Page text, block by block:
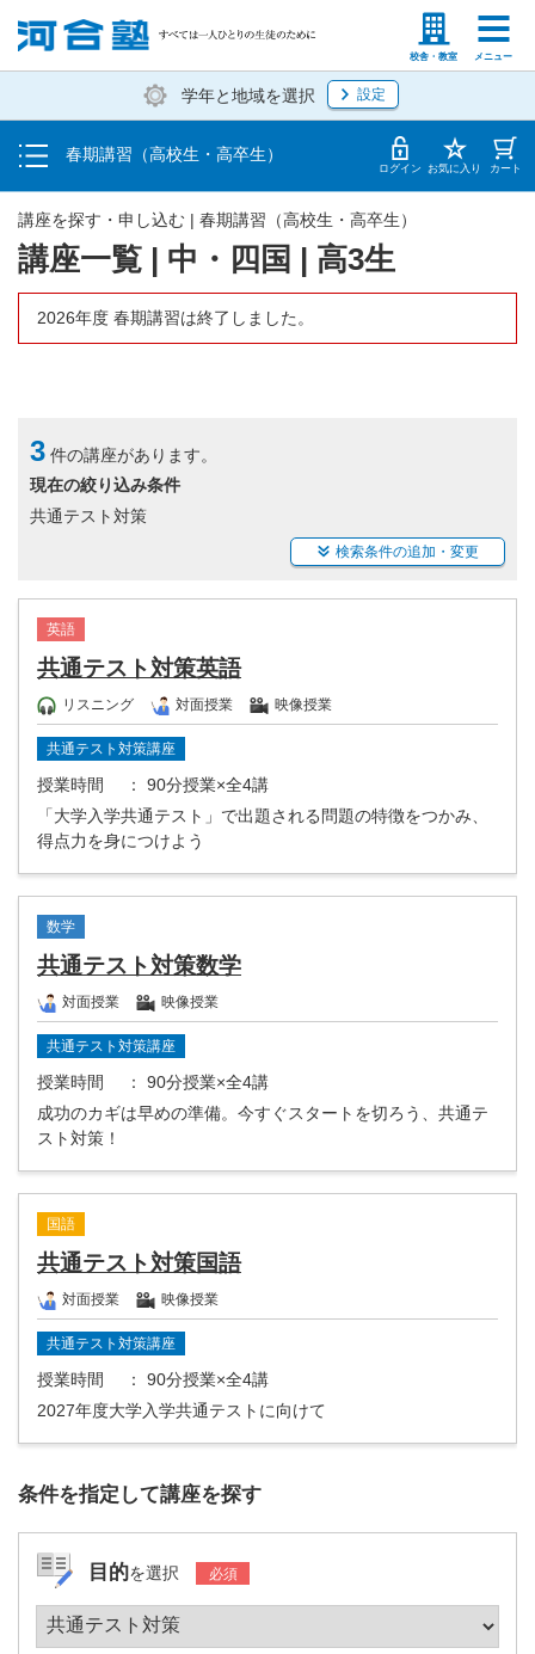
校舎・教室 メニュー
塾生の方 高等学校の先生
学年と地域を選択 設定
春期講習（高校生・高卒生）
受講料・お申し込み方法
受講開始までの流れ
校舎・教室一覧 ログイン お気に入り カート
講座一覧 | 中・四国 | 高3生
講座を探す・申し込む | 春期講習（高校生・高卒生）
2026年度 春期講習は終了しました。
3 件の講座があります。
現在の絞り込み条件
共通テスト対策
検索条件の追加・変更
英語
共通テスト対策英語
リスニング 対面授業 映像授業
共通テスト対策講座
授業時間
： 90分授業×全4講
「大学入学共通テスト」で出題される問題の特徴をつかみ、
得点力を身につけよう
数学
共通テスト対策数学
対面授業 映像授業
共通テスト対策講座
授業時間
： 90分授業×全4講
成功のカギは早めの準備。今すぐスタートを切ろう、共通テ
スト対策！
国語
共通テスト対策国語
対面授業 映像授業
共通テスト対策講座
授業時間
： 90分授業×全4講
2027年度大学入学共通テストに向けて
条件を指定して講座を探す
目的を選択 必須